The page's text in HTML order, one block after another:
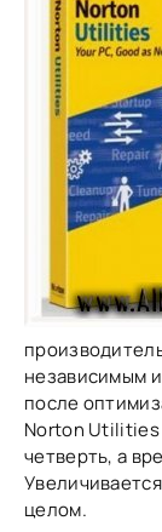
независимым
после
Norton Utilities
четверть, а
целом.